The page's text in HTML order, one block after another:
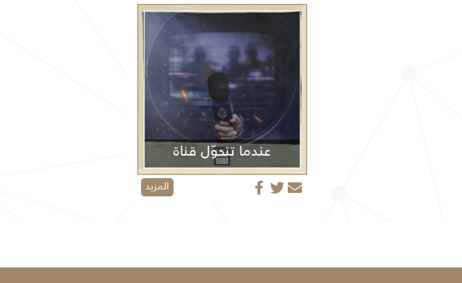
عندما تتحوّل قناة
الجزيرة من منبر إعلامي إلى منصة دعائية
المزيد